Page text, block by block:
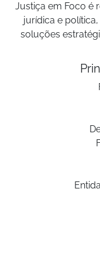
Justiça em Foco é
jurídica e
soluções